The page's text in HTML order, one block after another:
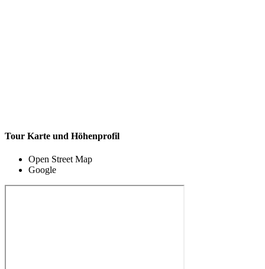
Tour Karte und Höhenprofil
Open Street Map
Google